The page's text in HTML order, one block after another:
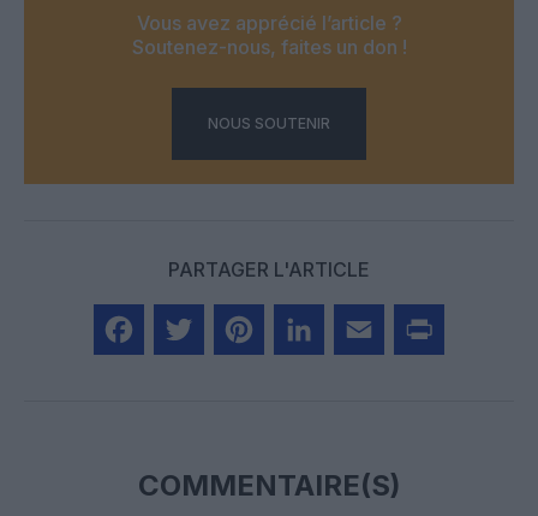
Vous avez apprécié l’article ?
Soutenez-nous, faites un don !
NOUS SOUTENIR
PARTAGER L'ARTICLE
COMMENTAIRE(S)